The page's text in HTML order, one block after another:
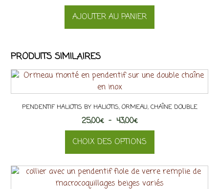
produit
Les
options
peuvent
sur
la
page
du
produit
AJOUTER AU PANIER
PRODUITS SIMILAIRES
PENDENTIF HALIOTIS BY HALIOTIS, ORMEAU, CHAÎNE DOUBLE
25,00€ – 43,00€Plage
de
prix :
25,00€
à
43,00€
CHOIX DES OPTIONS
produit
a